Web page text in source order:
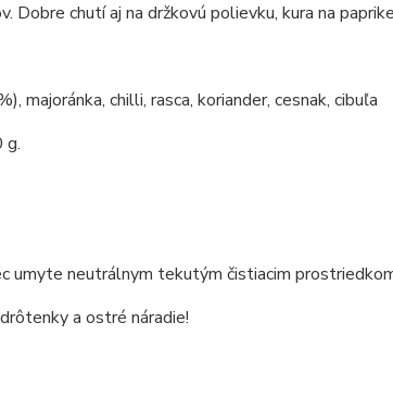
Dobre chutí aj na držkovú polievku, kura na
majoránka, chilli, rasca, koriander, cesnak, cibuľa
g.
umyte neutrálnym tekutým čistiacim
a ostré náradie!